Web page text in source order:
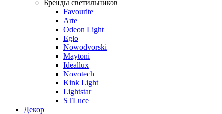
Бренды светильников
Favourite
Arte
Odeon Light
Eglo
Nowodvorski
Maytoni
Ideallux
Novotech
Kink Light
Lightstar
STLuce
Декор